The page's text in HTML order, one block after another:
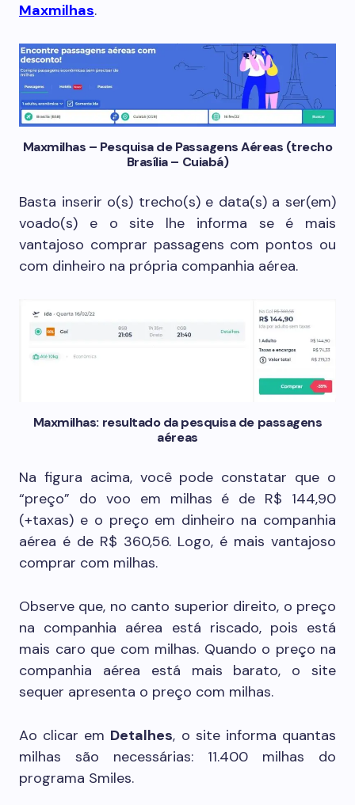
Maxmilhas.
Maxmilhas – Pesquisa de Passagens Aéreas (trecho
Brasília – Cuiabá)
Basta inserir o(s) trecho(s) e data(s) a ser(em)
voado(s) e o site lhe informa se é mais
vantajoso comprar passagens com pontos ou
com dinheiro na própria companhia aérea.
Maxmilhas: resultado da pesquisa de passagens
aéreas
Na figura acima, você pode constatar que o
“preço” do voo em milhas é de R$ 144,90
(+taxas) e o preço em dinheiro na companhia
aérea é de R$ 360,56. Logo, é mais vantajoso
comprar com milhas.
Observe que, no canto superior direito, o preço
na companhia aérea está riscado, pois está
mais caro que com milhas. Quando o preço na
companhia aérea está mais barato, o site
sequer apresenta o preço com milhas.
Ao clicar em Detalhes, o site informa quantas
milhas são necessárias: 11.400 milhas do
programa Smiles.